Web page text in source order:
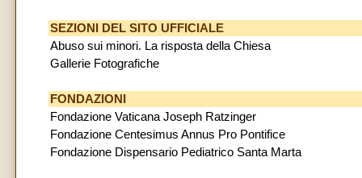
SEZIONI DEL SITO UFFICIALE
Abuso sui minori. La risposta della Chiesa
Gallerie Fotografiche
FONDAZIONI
Fondazione Vaticana Joseph Ratzinger
Fondazione Centesimus Annus Pro Pontifice
Fondazione Dispensario Pediatrico Santa Marta